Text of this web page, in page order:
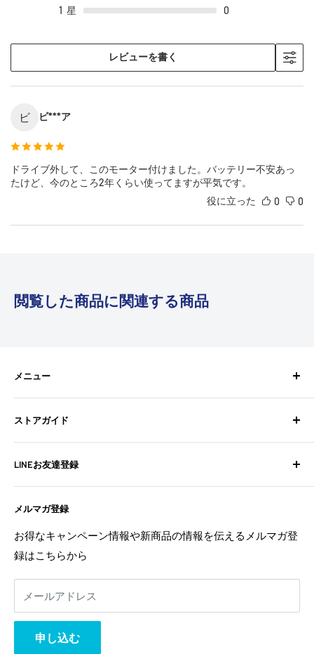
1 星 0
レビューを書く
ビ ビ***ア
ドライブ外して、このモーター付けました。バッテリー不安あっ
たけど、今のところ2年くらい使ってますが平気です。
役に立った
0 0
閲覧した商品に関連する商品
メニュー
検索
BixpyJetとは
BIXPY JETインストールガイド
フォトギャラリー
よくある質問
お問い合わせ
利用規約
返金ポリシー
ストアガイド
よくある質問
お問い合わせ
配送ポリシー
特定商取引法に基づく表記
返金ポリシー
プライバシーポリシー
利用規約
事業者様へ
相互リンク
メルマガ登録
お得なキャンペーン情報や新商品の情報を伝えるメルマガ登
録はこちらから
メールアドレス
申し込む
LINEお友達登録